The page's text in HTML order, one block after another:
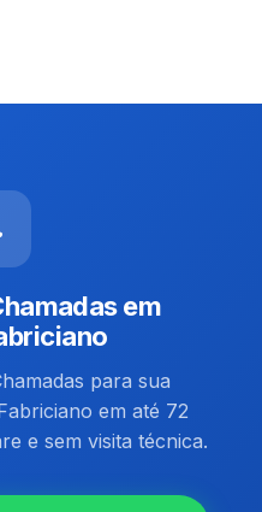
em
para sua
em até 72
e sem visita técnica.